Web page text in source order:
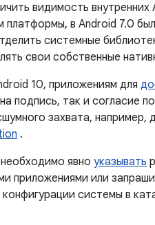
видимость
платформы, в Android 7.0
системные
свои собственные
10, приложениям для
подпись, так и согласие
захвата, например,
.
явно указывать
приложениями или
системы в